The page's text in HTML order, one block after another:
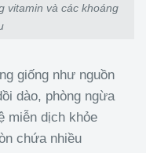
vitamin và các khoáng
giống như nguồn
dào, phòng ngừa
miễn dịch khỏe
chứa nhiều